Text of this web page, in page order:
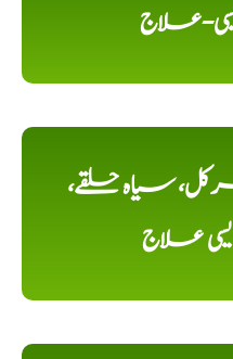
علاج
سیاہ حلقے،
علاج